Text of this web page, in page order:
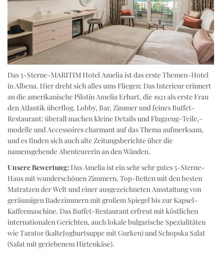
Das 5-Sterne-MARITIM Hotel Amelia ist das erste Themen-Hotel
in Albena. Hier dreht sich alles ums Fliegen: Das Interieur erinnert
an die amerikanische Pilotin Amelia Erhart, die 1921 als erste Frau
den Atlantik überflog. Lobby, Bar, Zimmer und feines Buffet-
Restaurant: überall machen kleine Details und Flugzeug-Teile,-
modelle und Accessoires charmant auf das Thema aufmerksam,
und es finden sich auch alte Zeitungsberichte über die
namensgebende Abenteurerin an den Wänden.
Unsere Bewertung: Das Amelia ist ein sehr sehr gutes 5-Sterne-
Haus mit wunderschönen Zimmern, Top-Betten mit den besten
Matratzen der Welt und einer ausgezeichneten Ausstattung von
geräumigen Badezimmern mit großem Spiegel bis zur Kapsel-
Kaffeemaschine. Das Buffet-Restaurant erfreut mit köstlichen
internationalen Gerichten, auch lokale bulgarische Spezialitäten
wie Tarator (kalteJoghurtsuppe mit Gurken) und Schopska Salat
(Salat mit geriebenem Hirtenkäse).